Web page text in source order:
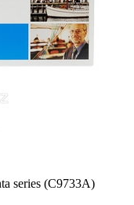
series (C9733A)